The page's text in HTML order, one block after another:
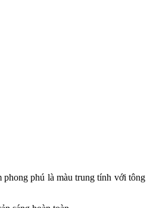
phong phú là màu trung tính với tông